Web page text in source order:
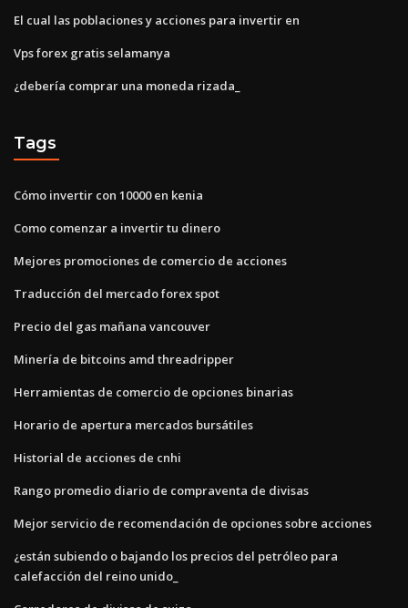
El cual las poblaciones y acciones para invertir en
Vps forex gratis selamanya
¿debería comprar una moneda rizada_
Tags
Cómo invertir con 10000 en kenia
Como comenzar a invertir tu dinero
Mejores promociones de comercio de acciones
Traducción del mercado forex spot
Precio del gas mañana vancouver
Minería de bitcoins amd threadripper
Herramientas de comercio de opciones binarias
Horario de apertura mercados bursátiles
Historial de acciones de cnhi
Rango promedio diario de compraventa de divisas
Mejor servicio de recomendación de opciones sobre acciones
¿están subiendo o bajando los precios del petróleo para
calefacción del reino unido_